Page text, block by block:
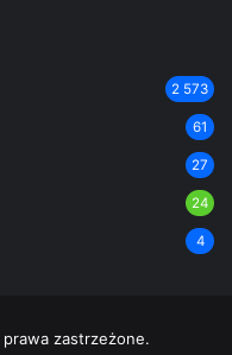
2 573
61
27
24
4
zastrzeżone.